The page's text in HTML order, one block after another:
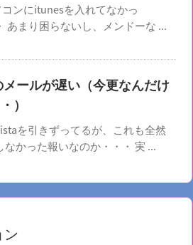
ンにitunesを入れてなかっ
あまり困らないし、メンドーな ...
ールが遅い（今更なんだけ
）
を引きずってるが、これも全然
なかった報いなのか・・・ 実 ...